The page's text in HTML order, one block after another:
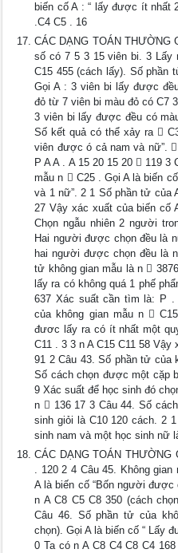
biến cố A : “ lấy được ít nhất
.C4 C5 . 16
CÁC DẠNG TOÁN THƯỜNG
số có 7 5 3 15 viên bi. 3 Lấy
C15 455 (cách lấy). Số phần
Gọi A : 3 viên bi lấy được
đỏ từ 7 viên bi màu đỏ có C7
3 viên bi lấy được đều có
Số kết quả có thể xảy ra 
viên được ó cả nam và nữ”.
P A A . A 15 20 15 20  119
mẫu n  C25 . Gọi A là biến
và 1 nữ”. 2 1 Số phần tử của
27 Vậy xác xuất của biến cố
Chọn ngẫu nhiên 2 người
Hai người được chọn đều là
hai người được chọn đều là
tử không gian mẫu là n 
lấy ra có không quá 1 phế
637 Xác suất cần tìm là: P .
của không gian mẫu n 
đươc lấy ra có ít nhất một
C11 . 3 3 n A C15 C11 58
91 2 Câu 43. Số phần tử của
Số cách chọn được một cặp
9 Xác suất để học sinh đó
n  136 17 3 Câu 44. Số
sinh giỏi là C10 120 cách. 2
sinh nam và một học sinh nữ
CÁC DẠNG TOÁN
. 120 2 4 Câu 45. Không
A là biến cố “Bốn người được
n A C8 C5 C8 350 (cách
Câu 46. Số phần tử của
chọn). Gọi A là biến cố “ Lấy
0 Ta có n A C8 C4 C8 C4